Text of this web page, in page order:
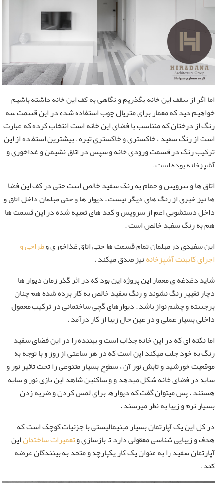
اما اگر از سقف این خانه بگذریم و نگاهی به کف این خانه داشته باشیم
خواهیم دید که معمار برای متریال چوب استفاده شده در این قسمت سه
رنگ از درختان که متناسب با فضای این خانه است انتخاب کرده که عبارت
است از رنگ سفید ، خاکستری و خاکستری تیره . بیشترین استفاده از این
ترکیب رنگ در قسمت ورودی خانه و سپس در اتاق نشیمن و غذاخوری و
آشپزخانه بوده است .
اتاق ها و سرویس و حمام به رنگ سفید خالص است حتی در کف این فضا
ها نیز خبری از رنگ های دیگر نیست . دیوار ها و حتی مبلمان داخل اتاق و
داخل دستشویی اعم از سرویس و کمد های تعبیه شده در این قسمت ها
هم به رنگ سفید خالص است .
این سفیدی در مبلمان تمام قسمت ها حتی اتاق غذاخوری وطراحی و
اجرای کابینت آشپزخانهنیز صدق میکند .
شاید دغدغه ی معمار این پروژه این بود که در اثر گذر زمان دیوار ها
دچار تغییر رنگ نشوند و رنگ سفید خالص به کار برده شده هم چنان
برجسته و چشم نواز باشد . دیوارهای گچی ساختمانی در ترکیب معمول
داخلی بسیار عملی و در عین حال زیبا از کار درآمد .
اما نکته ای که در این خانه جذاب است و بیننده را در این فضای سفید
رنگ به خود جلب میکند این است که در هر ساعتی از روز و با توجه به
موقعیت خورشید و تابش نور آن ، سطوح بسیار متنوعی را تحت تاثیر نور و
سایه در فضای خانه شکل میدهد و و ساکنین شاهد این بازی نور و سایه
هستند . پس میتوان گفت که دیوارها برای لمس کردن و ضربه زدن
بسیار نرم و زیبا به نظر میرسند .
در کل این یک آپارتمان بسیار مینیمالیستی با جزئیات کوچک است که
هدف و زیبایی شناسی معقولی دارد تا بازسازی وتعمیرات ساختماناین
آپارتمان سفید را به عنوان یک کار یکپارچه و متحد به بینندگان عرضه
کند .